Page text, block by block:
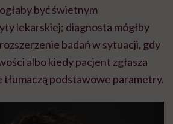
być świetnym
lekarskiej; diagnosta mógłby
badań w sytuacji, gdy
albo kiedy pacjent zgłasza
podstawowe parametry.